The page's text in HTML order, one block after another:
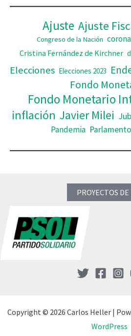
o
Ajuste Ajuste
Congreso de la Nación
Cristina Fernández de Kirchner
Elecciones Elecciones 2023
Fondo
Fondo Monetario
inflación Javier Milei
Pandemia Parlamento
PROYECTOS DE
Copyright © 2026 Carlos Heller |
WordPress